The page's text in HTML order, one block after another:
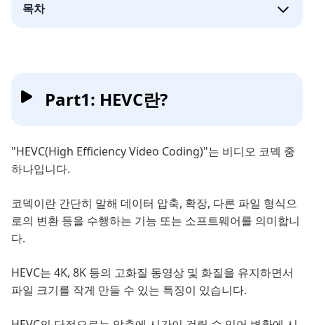
목차
Part1: HEVC란?
"HEVC(High Efficiency Video Coding)"는 비디오 코덱 중
하나입니다.
코덱이란 간단히 말해 데이터 압축, 확장, 다른 파일 형식으
로의 변환 등을 수행하는 기능 또는 소프트웨어를 의미합니
다.
HEVC는 4K, 8K 등의 고화질 동영상 및 화질을 유지하면서
파일 크기를 작게 만들 수 있는 특징이 있습니다.